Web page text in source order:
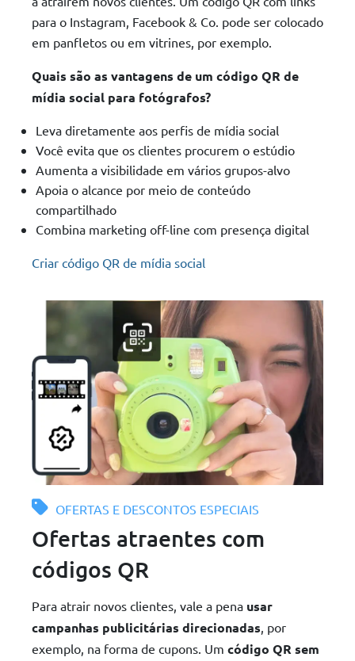
para o Instagram, Facebook & Co. pode ser colocado
em panfletos ou em vitrines, por exemplo.
Quais são as vantagens de um código QR de
mídia social para fotógrafos?
Leva diretamente aos perfis de mídia social
Você evita que os clientes procurem o estúdio
Aumenta a visibilidade em vários grupos-alvo
Apoia o alcance por meio de conteúdo
compartilhado
Combina marketing off-line com presença digital
Criar código QR de mídia social
OFERTAS E DESCONTOS ESPECIAIS
Ofertas atraentes com
códigos QR
Para atrair novos clientes, vale a pena usar
campanhas publicitárias direcionadas, por
exemplo, na forma de cupons. Um código QR sem